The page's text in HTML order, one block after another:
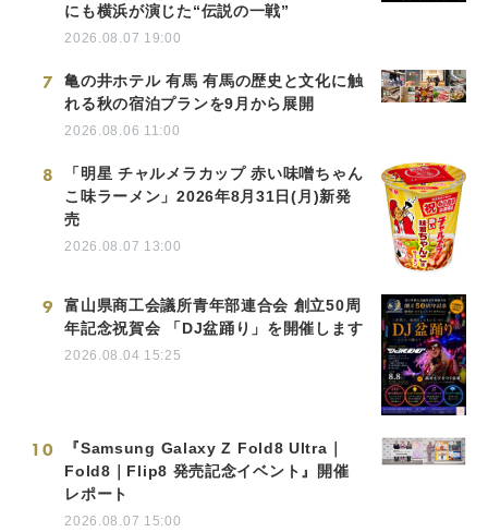
にも横浜が演じた“伝説の一戦”
2026.08.07 19:00
7
亀の井ホテル 有馬 有馬の歴史と文化に触
れる秋の宿泊プランを9月から展開
2026.08.06 11:00
8
「明星 チャルメラカップ 赤い味噌ちゃん
こ味ラーメン」2026年8月31日(月)新発
売
2026.08.07 13:00
9
富山県商工会議所青年部連合会 創立50周
年記念祝賀会 「DJ盆踊り」を開催します
2026.08.04 15:25
10
『Samsung Galaxy Z Fold8 Ultra｜
Fold8｜Flip8 発売記念イベント』開催
レポート
2026.08.07 15:00